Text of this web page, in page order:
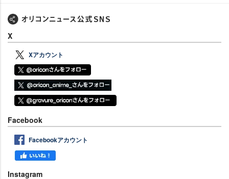
X
Xアカウント
Facebook
Facebookアカウント
Instagram